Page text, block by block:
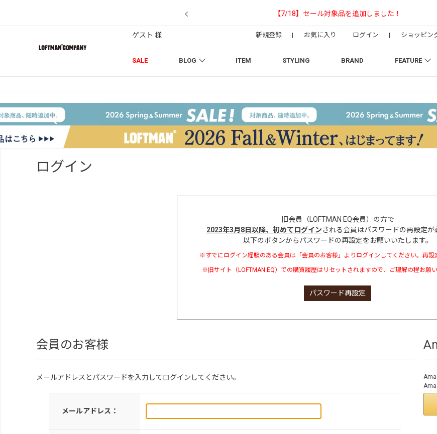
【NEEDLESの別注】50周年 H.D. Track
SALE BLOG ITEM STYLING BRAND FEATURE
ゲスト 様 新規登録 | お気に入り ログイン | ショッピン
ログイン
旧会員（LOFTMAN EQ会員）の方で
2023年3月8日以降、初めてログインされる会員はパスワードの再設定が
以下のボタンからパスワードの再設定をお願いいたします。
※すでにログイン経験のある会員は「会員のお客様」よりログインしてください。再設
※旧サイト（LOFTMAN EQ）での購買履歴はリセットされますので、ご理解の程お願い
パスワード再設定
会員のお客様
メールアドレスとパスワードを入力してログインしてください。
メールアドレス：